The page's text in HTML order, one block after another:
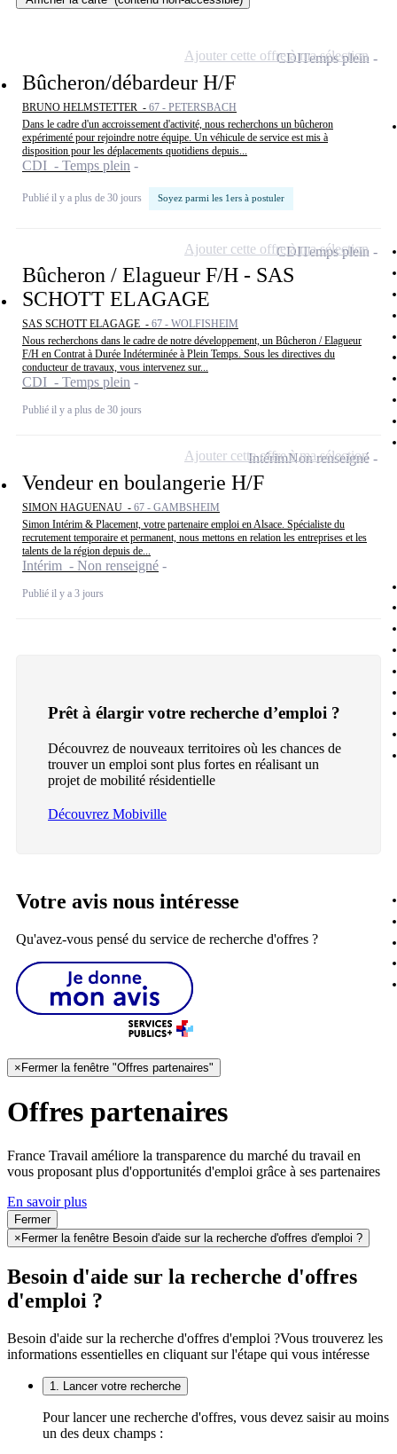
Bûcheron/débardeur H/F
BRUNO HELMSTETTER - 67 - PETERSBACH
Dans le cadre d'un accroissement d'activité, nous recherchons un bûcheron
expérimenté pour rejoindre notre équipe. Un véhicule de service est mis à
disposition pour les déplacements quotidiens depuis...
CDI - Temps plein
Publié il y a plus de 30 jours Soyez parmi les 1ers à postuler
CDITemps plein
Ajouter cette offre à ma sélection
Bûcheron / Elagueur F/H - SAS
SCHOTT ELAGAGE
SAS SCHOTT ELAGAGE - 67 - WOLFISHEIM
Nous recherchons dans le cadre de notre développement, un Bûcheron / Elagueur
F/H en Contrat à Durée Indéterminée à Plein Temps. Sous les directives du
conducteur de travaux, vous intervenez sur...
CDI - Temps plein
Publié il y a plus de 30 jours
CDITemps plein
Ajouter cette offre à ma sélection
Vendeur en boulangerie H/F
SIMON HAGUENAU - 67 - GAMBSHEIM
Simon Intérim & Placement, votre partenaire emploi en Alsace. Spécialiste du
recrutement temporaire et permanent, nous mettons en relation les entreprises et les
talents de la région depuis de...
Intérim - Non renseigné
Publié il y a 3 jours
IntérimNon renseigné
Ajouter cette offre à ma sélection
Prêt à élargir votre recherche d’emploi ?
Découvrez de nouveaux territoires où les chances de
trouver un emploi sont plus fortes en réalisant un
projet de mobilité résidentielle
Découvrez Mobiville
Votre avis nous intéresse
Qu'avez-vous pensé du service de recherche d'offres ?
× Fermer la fenêtre "Offres partenaires"
Offres partenaires
France Travail améliore la transparence du marché du travail en
vous proposant plus d'opportunités d'emploi grâce à ses partenaires
En savoir plus
Fermer
× Fermer la fenêtre Besoin d'aide sur la recherche d'offres d'emploi ?
Besoin d'aide sur la recherche d'offres
d'emploi ?
Besoin d'aide sur la recherche d'offres d'emploi ?Vous trouverez les
informations essentielles en cliquant sur l'étape qui vous intéresse
1. Lancer votre recherche
Pour lancer une recherche d'offres, vous devez saisir au moins
un des deux champs :